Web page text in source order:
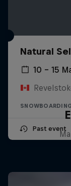
Natural
10 – 15
Past event